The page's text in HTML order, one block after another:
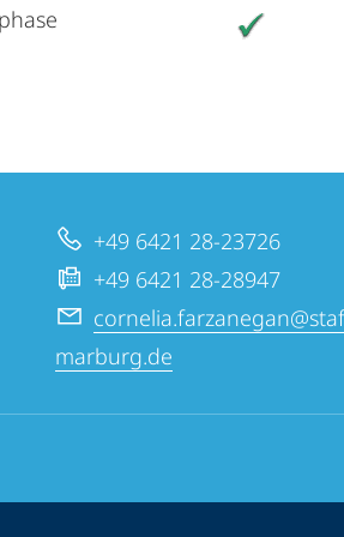
+49 6421 28-23726
+49 6421 28-28947
marburg.de